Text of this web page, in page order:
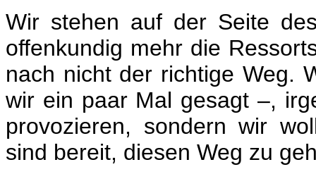
Wir stehen auf der Seite
offenkundig mehr die
nach nicht der richtige Weg.
wir ein paar Mal gesagt –,
provozieren, sondern wir
sind bereit, diesen Weg zu